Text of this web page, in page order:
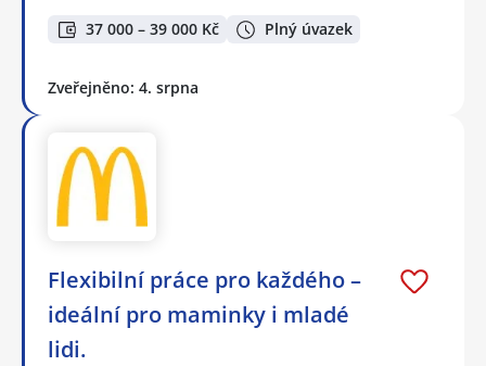
37 000 – 39 000 Kč Plný úvazek
Zveřejněno: 4. srpna
Flexibilní práce pro každého –
ideální pro maminky i mladé
lidi.